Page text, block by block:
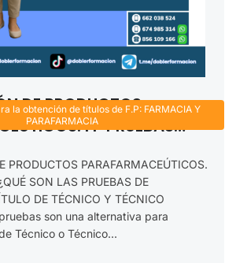
la obtención de títulos de F.P: FARMACIA Y
PARAFARMACIA
DE PRODUCTOS
FP PRUEBAS
2025-2026
PRODUCTOS PARAFARMACEÚTICOS.
SON LAS PRUEBAS DE
DE TÉCNICO Y TÉCNICO
son una alternativa para
Técnico o Técnico...